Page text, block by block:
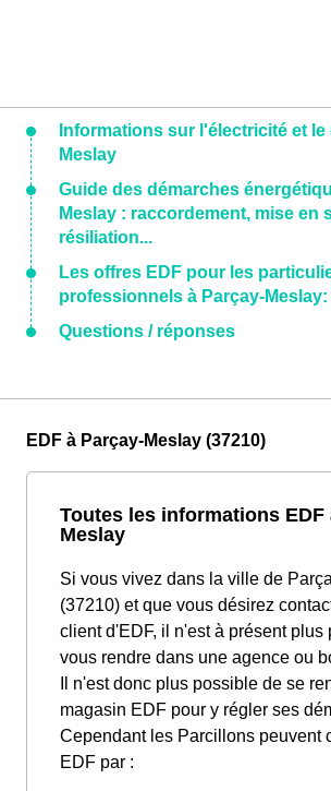
Informations sur l'électricité et le
Meslay
Guide des démarches
Meslay : raccordement, mise en
résiliation...
Les offres EDF pour les
professionnels à Parçay-
Questions / réponses
EDF à Parçay-Meslay (37210)
Toutes les informations EDF
Meslay
Si vous vivez dans la ville de
(37210) et que vous désirez
client d'EDF, il n'est à présent plus
vous rendre dans une agence ou
Il n'est donc plus possible de se
magasin EDF pour y régler ses
Cependant les Parcillons peuvent
EDF par :